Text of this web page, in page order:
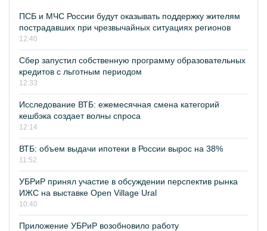
ПСБ и МЧС России будут оказывать поддержку жителям
пострадавших при чрезвычайных ситуациях регионов
12:40
Сбер запустил собственную программу образовательных
кредитов с льготным периодом
12:33
Исследование ВТБ: ежемесячная смена категорий
кешбэка создает волны спроса
12:14
ВТБ: объем выдачи ипотеки в России вырос на 38%
11:52
УБРиР принял участие в обсуждении перспектив рынка
ИЖС на выставке Open Village Ural
10:40
Приложение УБРиР возобновило работу